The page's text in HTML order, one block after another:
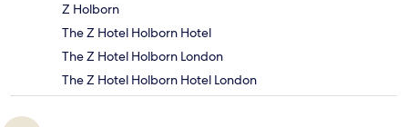
Z Holborn
The Z Hotel Holborn Hotel
The Z Hotel Holborn London
The Z Hotel Holborn Hotel London